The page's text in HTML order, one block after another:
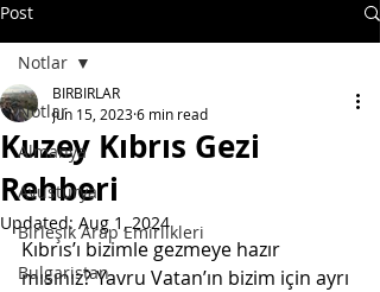
Post
Notlar
Almanya
Avusturya
Birleşik Arap Emirlikleri
Bulgaristan
Notlar
Kuzey Kıbrıs Gezi
Rehberi
BIRBIRLAR
Jun 15, 20236 min read
Updated: Aug 1, 2024
Kıbrıs’ı bizimle gezmeye hazır
mısınız? Yavru Vatan’ın bizim için ayrı